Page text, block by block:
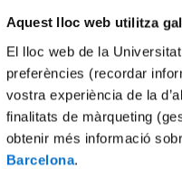
Aquest lloc web utilitza
El lloc web de la
preferències (recordar
vostra experiència de la
finalitats de màrqueting
obtenir més informació
Barcelona.